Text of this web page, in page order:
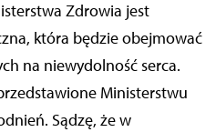
Zdrowia jest
która będzie obejmować
na niewydolność serca.
Ministerstwu
Sądzę, że w